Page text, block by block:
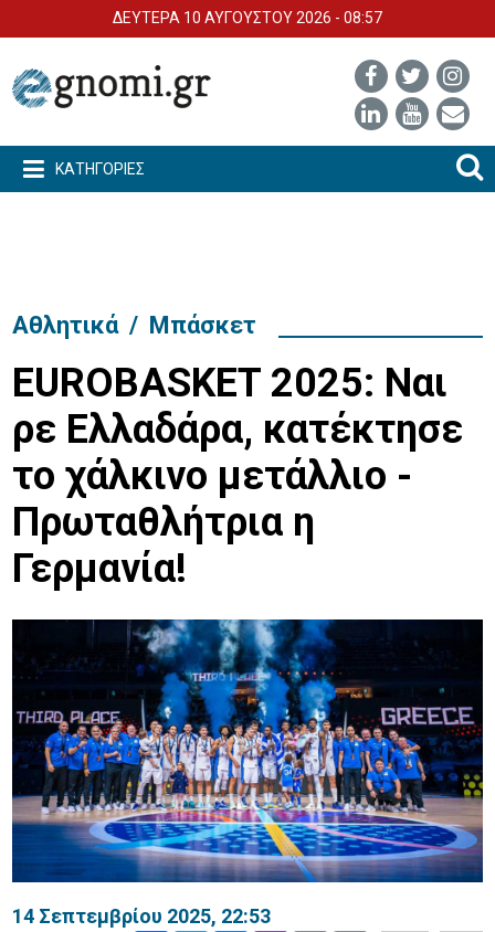
ΔΕΥΤΕΡΑ 10 ΑΥΓΟΥΣΤΟΥ 2026 - 08:57
ΚΑΤΗΓΟΡΙΕΣ
Αθλητικά / Μπάσκετ
EUROBASKET 2025: Ναι
ρε Ελλαδάρα, κατέκτησε
το χάλκινο μετάλλιο -
Πρωταθλήτρια η
Γερμανία!
14 Σεπτεμβρίου 2025, 22:53